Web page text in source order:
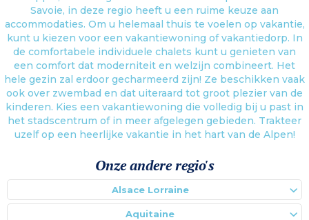
Savoie, in deze regio heeft u een ruime keuze aan
accommodaties. Om u helemaal thuis te voelen op vakantie,
kunt u kiezen voor een vakantiewoning of vakantiedorp. In
de comfortabele individuele chalets kunt u genieten van
een comfort dat moderniteit en welzijn combineert. Het
hele gezin zal erdoor gecharmeerd zijn! Ze beschikken vaak
ook over zwembad en dat uiteraard tot groot plezier van de
kinderen. Kies een vakantiewoning die volledig bij u past in
het stadscentrum of in meer afgelegen gebieden. Trakteer
uzelf op een heerlijke vakantie in het hart van de Alpen!
Onze andere regio's
Alsace Lorraine
Aquitaine